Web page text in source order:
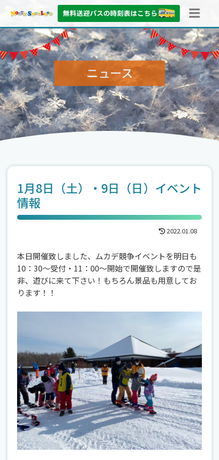
ニュース
1月8日（土）・9日（日）イベント
情報
2022.01.08
本日開催致しました、ムカデ競争イベントを明日も
10：30～受付・11：00～開始で開催致しますので是
非、遊びに来て下さい！もちろん景品も用意してお
ります！！